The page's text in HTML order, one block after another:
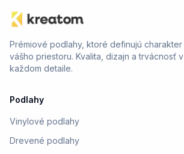
Prémiové podlahy, ktoré definujú charakter
vášho priestoru. Kvalita, dizajn a trvácnosť v
každom detaile.
Podlahy
Vinylové podlahy
Drevené podlahy